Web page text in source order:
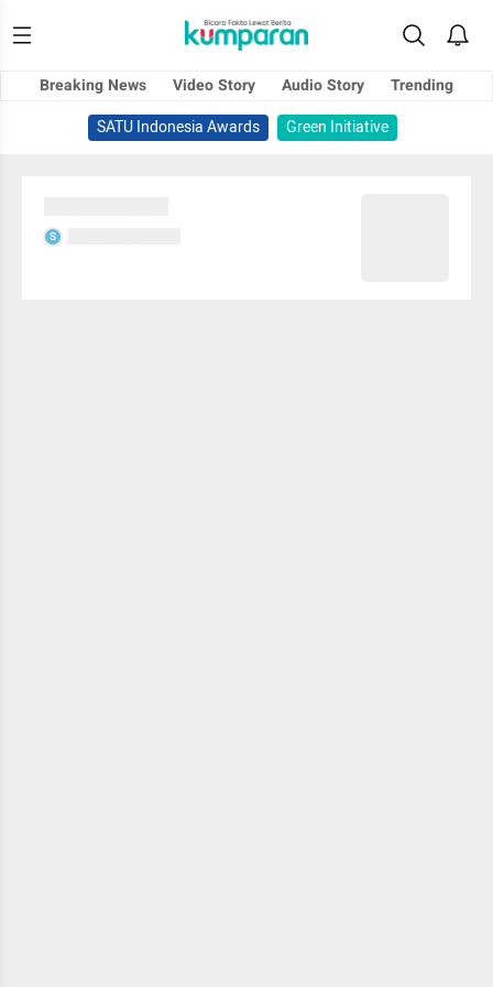
Breaking News Video Story Audio Story
Trending
SATU Indonesia Awards
Green Initiative
S